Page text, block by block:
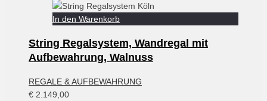
In den Warenkorb
String Regalsystem, Wandregal mit
Aufbewahrung, Walnuss
REGALE & AUFBEWAHRUNG
€ 2.149,00